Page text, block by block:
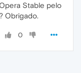
Stable pelo
Obrigado.
0